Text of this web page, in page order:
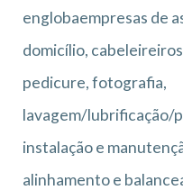
englobaempresas de
domicílio,
pedicure, fotografia,
lavagem/lubrificação/
instalação e
alinhamento e